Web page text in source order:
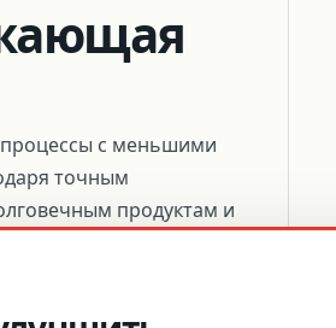
с меньшими
точным
продуктам и